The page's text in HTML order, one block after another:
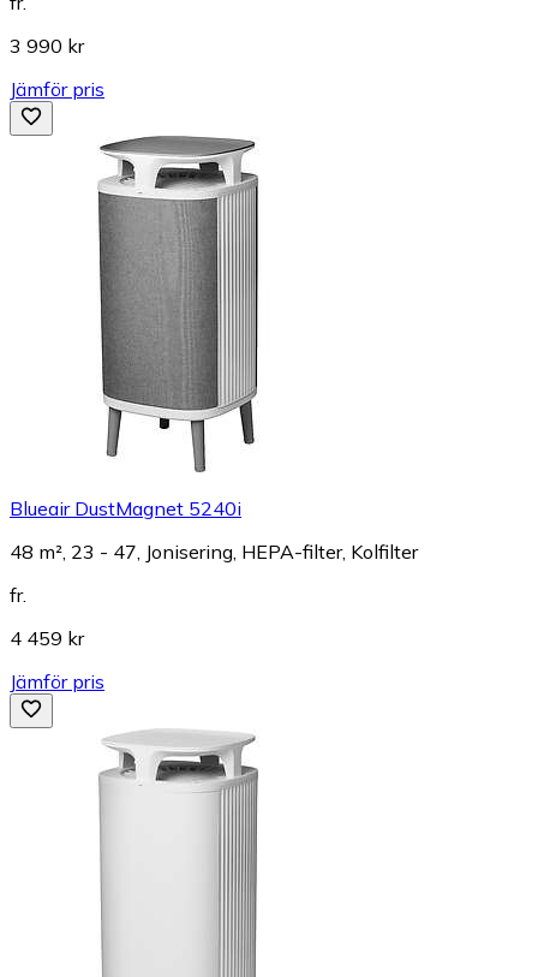
3 990 kr
Jämför pris
Blueair DustMagnet 5240i
48 m², 23 - 47, Jonisering, HEPA-filter, Kolfilter
fr.
4 459 kr
Jämför pris